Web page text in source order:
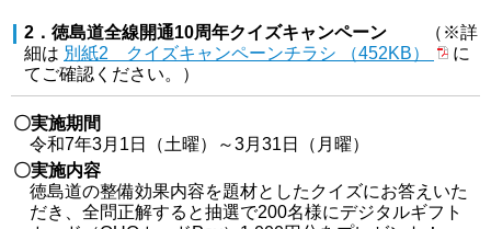
2．徳島道全線開通10周年クイズキャンペーン
（※詳
細は 別紙2 クイズキャンペーンチラシ （452KB）
に
てご確認ください。）
〇実施期間
令和7年3月1日（土曜）～3月31日（月曜）
〇実施内容
徳島道の整備効果内容を題材としたクイズにお答えいた
だき、全問正解すると抽選で200名様にデジタルギフト